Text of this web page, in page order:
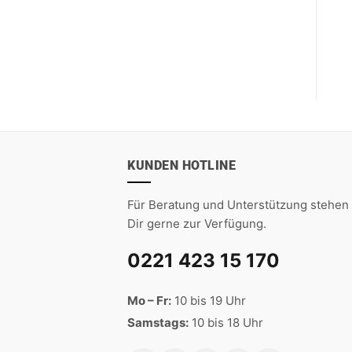
KUNDEN HOTLINE
Für Beratung und Unterstützung
Dir gerne zur Verfügung.
0221 423 15 170
Mo – Fr: 10 bis 19 Uhr
Samstags: 10 bis 18 Uhr